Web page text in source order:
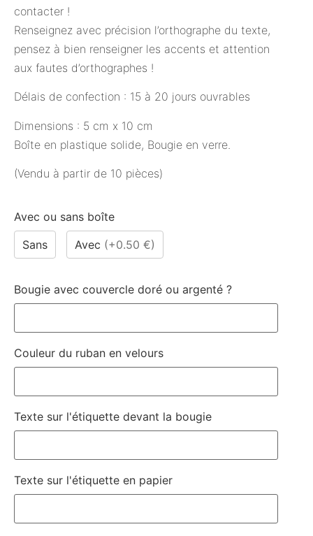
contacter !
Renseignez avec précision l’orthographe du texte,
pensez à bien renseigner les accents et attention
aux fautes d’orthographes !
Délais de confection : 15 à 20 jours ouvrables
Dimensions : 5 cm x 10 cm
Boîte en plastique solide, Bougie en verre.
(Vendu à partir de 10 pièces)
Avec ou sans boîte
Sans Avec (+0.50 €)
Bougie avec couvercle doré ou argenté ?
Couleur du ruban en velours
Texte sur l'étiquette devant la bougie
Texte sur l'étiquette en papier